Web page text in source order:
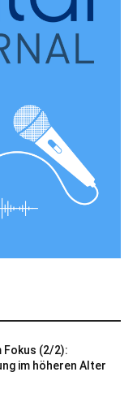
Fokus (2/2):
im höheren Alter